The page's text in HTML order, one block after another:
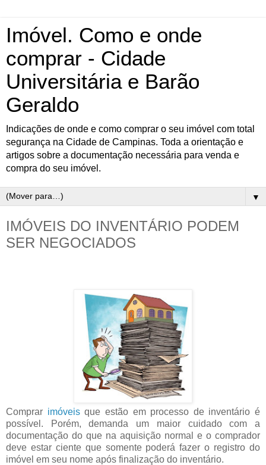
Imóvel. Como e onde
comprar - Cidade
Universitária e Barão
Geraldo
Indicações de onde e como comprar o seu imóvel com total
segurança na Cidade de Campinas. Toda a orientação e
artigos sobre a documentação necessária para venda e
compra do seu imóvel.
▼
IMÓVEIS DO INVENTÁRIO PODEM
SER NEGOCIADOS
Comprar imóveisque estão em processo de inventário é
possível. Porém, demanda um maior cuidado com a
documentação do que na aquisição normal e o comprador
deve estar ciente que somente poderá fazer o registro do
imóvel em seu nome após finalização do inventário.